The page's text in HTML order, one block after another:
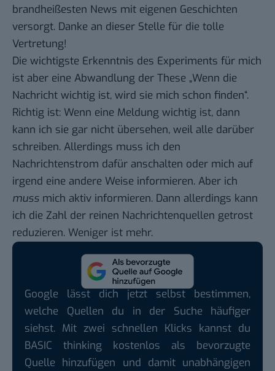
brandheißesten News mit eigenen Geschichten
versorgt. Danke an dieser Stelle für die tolle
Vertretung!
Die wichtigste Erkenntnis des Experiments für mich
ist aber eine Abwandlung der These „Wenn die
Nachricht wichtig ist, wird sie mich schon finden“.
Richtig ist: Wenn eine Meldung wichtig ist, dann
kann ich sie gar nicht übersehen, weil alle darüber
schreiben. Allerdings muss ich den
Nachrichtenstrom dafür anschalten oder mich auf
irgend eine andere Weise informieren. Aber ich
muss mich aktiv informieren. Dann allerdings kann
ich die Zahl der reinen Nachrichtenquellen getrost
reduzieren. Weniger ist mehr.
Google lässt dich jetzt selbst bestimmen,
welche Quellen du in der Suche häufiger
siehst. Mit zwei schnellen Klicks kannst du
BASIC thinking kostenlos als bevorzugte
Quelle hinzufügen und damit unabhängigen